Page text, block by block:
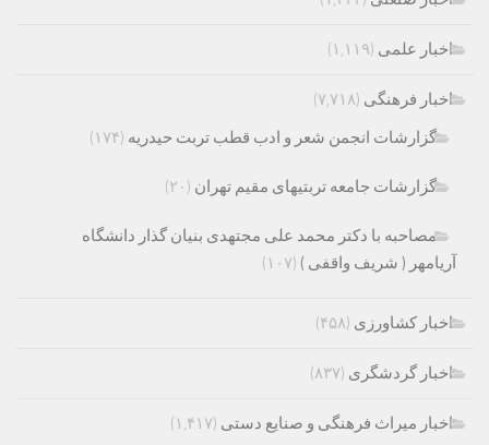
اخبار علمی (۱,۱۱۹)
اخبار فرهنگی (۷,۷۱۸)
گزارشات انجمن شعر و ادب قطب تربت حیدریه (۱۷۴)
گزارشات جامعه تربتیهای مقیم تهران (۲۰)
مصاحبه با دکتر محمد علی مجتهدی بنیان گذار دانشگاه
آریامهر ( شریف واقفی ) (۱۰۷)
اخبار کشاورزی (۴۵۸)
اخبار گردشگری (۸۳۷)
اخبار میراث فرهنگی و صنایع دستی (۱,۴۱۷)